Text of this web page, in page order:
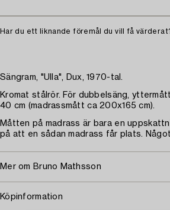
Har du ett liknande föremål du vill få
Sängram, "Ulla", Dux, 1970-tal.
Kromat stålrör. För dubbelsäng,
40 cm (madrassmått ca 200x165 cm).
Måtten på madrass är bara en
på att en sådan madrass får plats.
Mer om Bruno Mathsson
Köpinformation